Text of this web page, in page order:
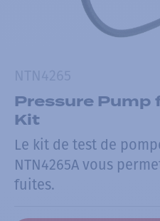
Pressure Pump
Kit
Le kit de test de
NTN4265A vous
fuites.